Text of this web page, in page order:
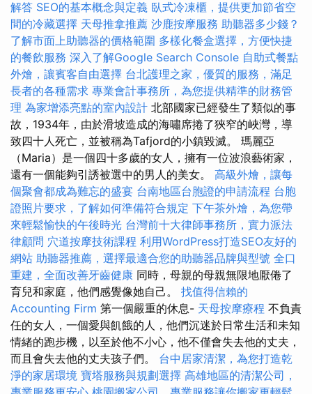
解答 SEO的基本概念與定義 臥式冷凍櫃，提供更加節省空
間的冷藏選擇 天母推拿推薦 沙鹿按摩服務 助聽器多少錢？
了解市面上助聽器的價格範圍 多樣化餐盒選擇，方便快捷
的餐飲服務 深入了解Google Search Console 自助式餐點
外燴，讓賓客自由選擇 台北護理之家，優質的服務，滿足
長者的各種需求 專業會計事務所，為您提供精準的財務管
理 為家增添亮點的室內設計 北部國家已經發生了類似的事
故，1934年，由於滑坡造成的海嘯席捲了狹窄的峽灣，導
致四十人死亡，並被稱為Tafjord的小鎮毀滅。 瑪麗亞
（Maria）是一個四十多歲的女人，擁有一位波浪藝術家，
還有一個能夠引誘被選中的男人的美女。 高級外燴，讓每
個聚會都成為難忘的盛宴 台南地區台胞證的申請流程 台胞
證照片要求，了解如何準備符合規定 下午茶外燴，為您帶
來輕鬆愉快的午後時光 台灣前十大律師事務所，實力派法
律顧問 穴道按摩技術課程 利用WordPress打造SEO友好的
網站 助聽器推薦，選擇最適合您的助聽器品牌與型號 全口
重建，全面改善牙齒健康 同時，母親的母親無限地厭倦了
育兒和家庭，他們感覺像她自己。 找值得信賴的
Accounting Firm 第一個嚴重的休息- 天母按摩療程 不負責
任的女人，一個愛與飢餓的人，他們沉迷於日常生活和未知
情緒的跑步機，以至於他不小心，他不僅會失去他的丈夫，
而且會失去他的丈夫孩子們。 台中居家清潔，為您打造乾
淨的家居環境 寶塔服務與規劃選擇 高雄地區的清潔公司，